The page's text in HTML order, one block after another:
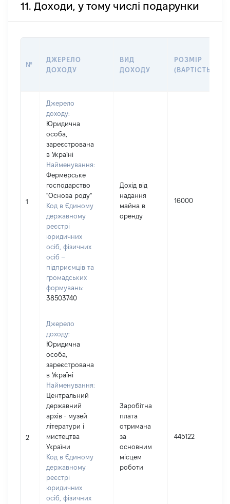
11. Доходи, у тому числі подарунки
№
ДЖЕРЕЛО
ДОХОДУ
ВИД
ДОХОДУ
РОЗМІР
(ВАРТІСТЬ)
1
Джерело
доходу:
Юридична
особа,
зареєстрована
в Україні
Найменування:
Фермерське
господарство
"Основа роду"
Код в Єдиному
державному
реєстрі
юридичних
осіб, фізичних
осіб –
підприємців та
громадських
формувань:
38503740
Дохід від
надання
майна в
оренду
16000
2
Джерело
доходу:
Юридична
особа,
зареєстрована
в Україні
Найменування:
Центральний
державний
архів - музей
літератури і
мистецтва
України
Код в Єдиному
державному
реєстрі
юридичних
осіб, фізичних
Заробітна
плата
отримана
за
основним
місцем
роботи
445122